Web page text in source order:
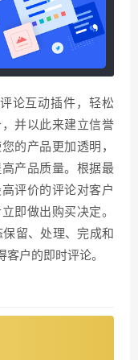
论互动插件，轻松
并以此来建立信誉
的产品更加透明，
产品质量。根据最
评价的评论对客户
即做出购买决定。
留、处理、完成和
户的即时评论。